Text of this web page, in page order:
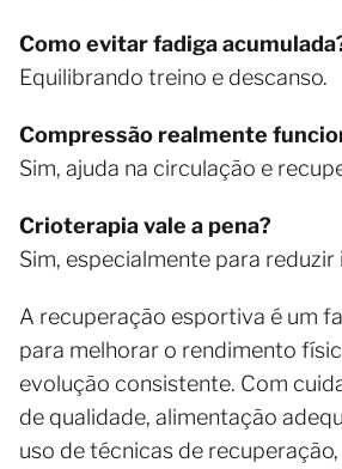
Como evitar fadiga
Equilibrando treino e descanso.
Compressão realmente
Sim, ajuda na circulação e
Crioterapia vale a pena?
Sim, especialmente para reduzir
A recuperação esportiva é um
para melhorar o rendimento
evolução consistente. Com
de qualidade, alimentação
uso de técnicas de